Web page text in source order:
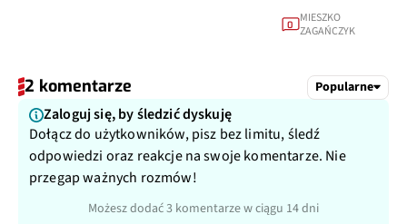
0 MIESZKO
ZAGAŃCZYK
2 komentarze Popularne
Zaloguj się, by śledzić dyskuję
Dołącz do użytkowników, pisz bez limitu, śledź
odpowiedzi oraz reakcje na swoje komentarze. Nie
przegap ważnych rozmów!
Możesz dodać 3 komentarze w ciągu 14 dni